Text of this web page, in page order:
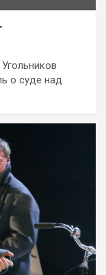
о суде над